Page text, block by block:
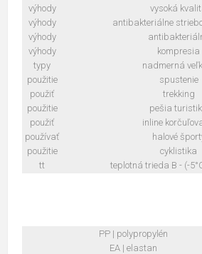
výhody
vysoká
výhody
antibakteriálne
výhody
výhody
kompresia
typy
nadmerná
použitie
spustenie
použiť
trekking
použitie
pešia
použiť
inline
používať
halové
použitie
cyklistika
tt
teplotná trieda B - (-
PP | polypropylén
EA | elastan